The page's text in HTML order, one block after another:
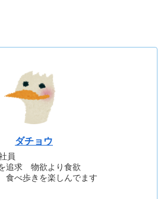
ダチョウ
員
追求 物欲より食欲
べ歩きを楽しんでます